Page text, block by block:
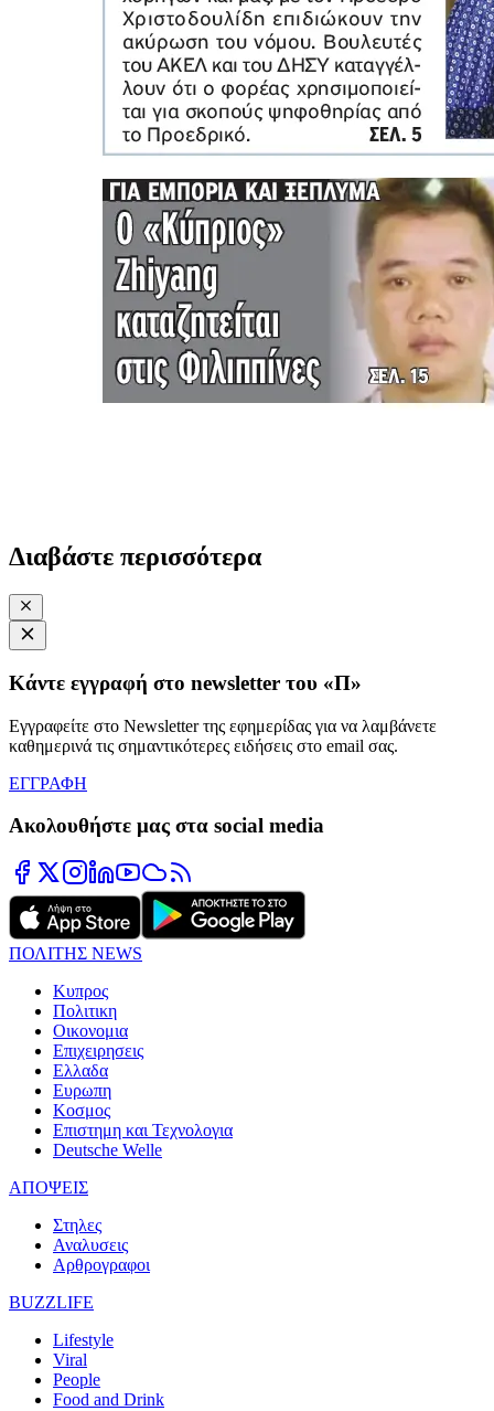
Διαβάστε περισσότερα
Κάντε εγγραφή στο newsletter του «Π»
Εγγραφείτε στο Newsletter της εφημερίδας για να λαμβάνετε
καθημερινά τις σημαντικότερες ειδήσεις στο email σας.
ΕΓΓΡΑΦΗ
Ακολουθήστε μας στα social media
ΠΟΛΙΤΗΣ NEWS
Κυπρος
Πολιτικη
Οικονομια
Επιχειρησεις
Ελλαδα
Ευρωπη
Κοσμος
Επιστημη και Τεχνολογια
Deutsche Welle
ΑΠΟΨΕΙΣ
Στηλες
Αναλυσεις
Αρθρογραφοι
BUZZLIFE
Lifestyle
Viral
People
Food and Drink